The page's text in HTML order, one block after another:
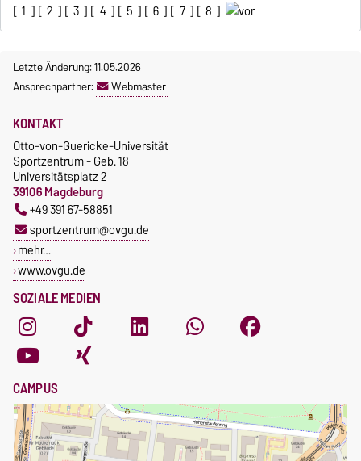
[ 1 ] [ 2 ] [ 3 ] [ 4 ] [ 5 ] [ 6 ] [ 7 ] [ 8 ]
Letzte Änderung: 11.05.2026
Ansprechpartner:
Webmaster
SOZIALE MEDIEN
KONTAKT
Otto-von-Guericke-Universität
Sportzentrum - Geb. 18
Universitätsplatz 2
39106 Magdeburg
+49 391 67-58851
sportzentrum@ovgu.de
mehr…
www.ovgu.de
CAMPUS